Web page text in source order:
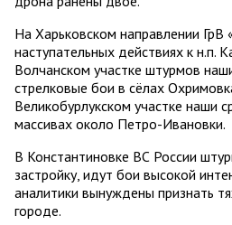
На Харьковском направлении
наступательных действиях к н.п.
Волчанском участке штурмов
стрелковые бои в сёлах
Великобурлукском участке наши
массивах около Петро-Ивановки.
В Константиновке ВС России
застройку, идут бои высокой
аналитики вынуждены признать
городе.